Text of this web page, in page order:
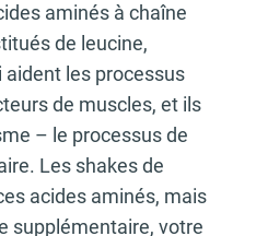
aminés à chaîne
de leucine,
aident les processus
de muscles, et ils
– le processus de
Les shakes de
acides aminés, mais
supplémentaire, votre